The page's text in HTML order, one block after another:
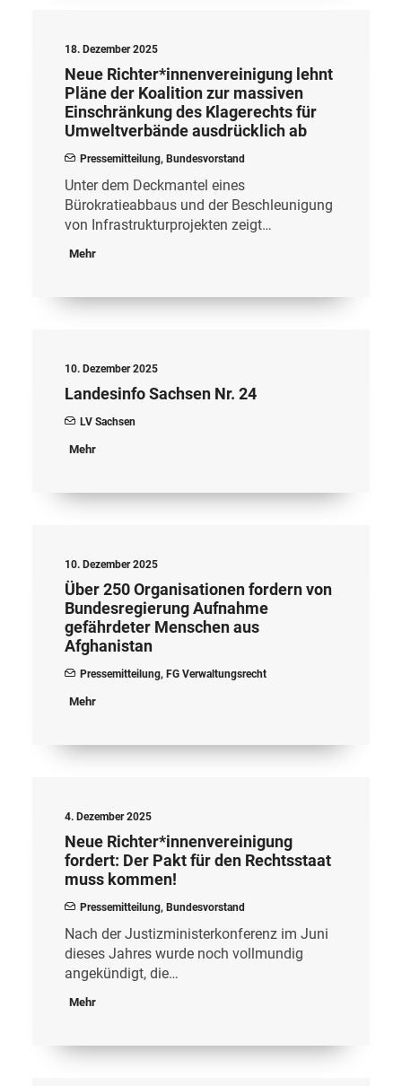
18. Dezember 2025
Neue Richter*innenvereinigung lehnt
Pläne der Koalition zur massiven
Einschränkung des Klagerechts für
Umweltverbände ausdrücklich ab
Pressemitteilung, Bundesvorstand
Unter dem Deckmantel eines
Bürokratieabbaus und der Beschleunigung
von Infrastrukturprojekten zeigt…
Mehr
10. Dezember 2025
Landesinfo Sachsen Nr. 24
LV Sachsen
Mehr
10. Dezember 2025
Über 250 Organisationen fordern von
Bundesregierung Aufnahme
gefährdeter Menschen aus
Afghanistan
Pressemitteilung, FG Verwaltungsrecht
Mehr
4. Dezember 2025
Neue Richter*innenvereinigung
fordert: Der Pakt für den Rechtsstaat
muss kommen!
Pressemitteilung, Bundesvorstand
Nach der Justizministerkonferenz im Juni
dieses Jahres wurde noch vollmundig
angekündigt, die…
Mehr